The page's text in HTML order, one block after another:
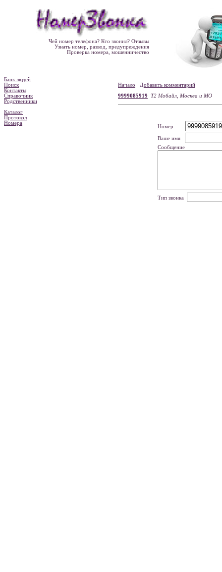
Чей номер телефона? Кто звонил? Отзывы
Узнать номер, развод, предупреждения
Проверка номера, мошенничество
Банк людей
Поиск
Контакты
Справочник
Родственники
Каталог
Протокол
Номера
Начало
Добавить комментарий
9999085919
Т2 Мобайл, Москва и МО
Номер
Ваше имя
Сообщение
Тип звонка